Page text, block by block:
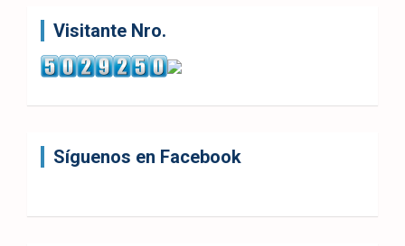
Visitante Nro.
Síguenos en Facebook